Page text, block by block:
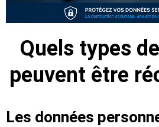
Quels types
peuvent être
Les données